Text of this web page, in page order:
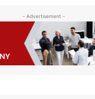
- Advertisement -